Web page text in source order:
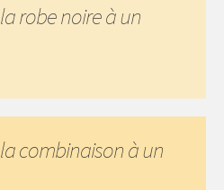
la robe noire à un
la combinaison à un